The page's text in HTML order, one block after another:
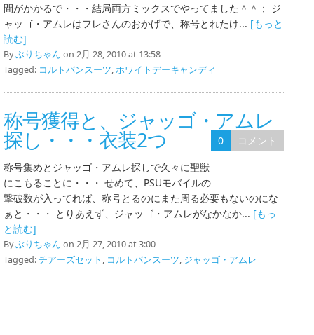
間がかかるで・・・結局両方ミックスでやってました＾＾； ジ
ャッゴ・アムレはフレさんのおかげで、称号とれたけ... [もっと
読む]
Byぶりちゃん on 2月 28, 2010 at 13:58
Tagged: コルトバンスーツ,ホワイトデーキャンディ
称号獲得と、ジャッゴ・アムレ
探し・・・衣装2つ 0
コメント
称号集めとジャッゴ・アムレ探しで久々に聖獣
にこもることに・・・ せめて、PSUモバイルの
撃破数が入ってれば、称号とるのにまた周る必要もないのにな
ぁと・・・ とりあえず、ジャッゴ・アムレがなかなか... [もっ
と読む]
Byぶりちゃん on 2月 27, 2010 at 3:00
Tagged:チアーズセット , コルトバンスーツ, ジャッゴ・アムレ